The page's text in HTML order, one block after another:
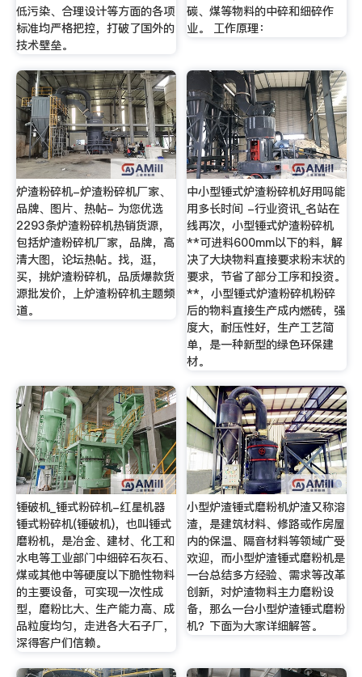
低污染、合理设计等方面的各项
标准均严格把控，打破了国外的
技术壁垒。
碳、煤等物料的中碎和细碎作
业。 工作原理：
炉渣粉碎机-炉渣粉碎机厂家、
品牌、图片、热帖- 为您优选
2293条炉渣粉碎机热销货源，
包括炉渣粉碎机厂家，品牌，高
清大图，论坛热帖。找，逛，
买，挑炉渣粉碎机，品质爆款货
源批发价，上炉渣粉碎机主题频
道。
中小型锤式炉渣粉碎机好用吗能
用多长时间 -行业资讯_名站在
线再次，小型锤式炉渣粉碎机
**可进料600mm以下的料，解
决了大块物料直接要求粉末状的
要求，节省了部分工序和投资。
**，小型锤式炉渣粉碎机粉碎
后的物料直接生产成内燃砖，强
度大，耐压性好，生产工艺简
单，是一种新型的绿色环保建
材。
锤破机_锤式粉碎机-红星机器
锤式粉碎机(锤破机)，也叫锤式
磨粉机，是冶金、建材、化工和
水电等工业部门中细碎石灰石、
煤或其他中等硬度以下脆性物料
的主要设备，可实现一次性成
型，磨粉比大、生产能力高、成
品粒度均匀，走进各大石子厂，
深得客户们信赖。
小型炉渣锤式磨粉机炉渣又称溶
渣，是建筑材料、修路或作房屋
内的保温、隔音材料等领域广受
欢迎，而小型炉渣锤式磨粉机是
一台总结多方经验、需求等改革
创新，对炉渣物料主力磨粉设
备，那么一台小型炉渣锤式磨粉
机？下面为大家详细解答。